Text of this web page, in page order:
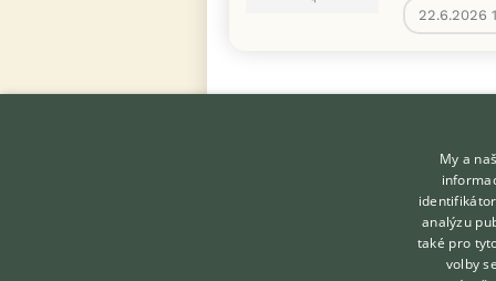
22.6.2026
KONTAKT DO REDAKCE
My a
analýzu
také pro
volby